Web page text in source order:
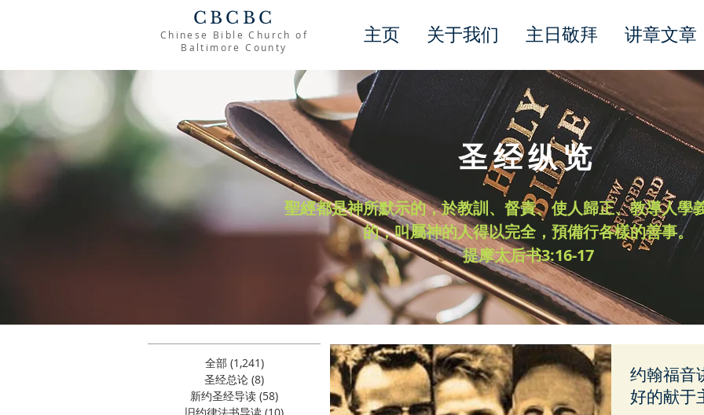
CBCBC
Chinese Bible Church of
Baltimore County
主页 关于我们 主日敬拜 讲章文章
圣经纵览
聖經都是神所默示的，於教訓、督責、使人歸正、教導人學
的，叫屬神的人得以完全，預備行各樣的善事。
​提摩太后书3:16-17
全部 (1,241)1,241 篇文章
圣经总论 (8)
新约圣经导读 (58)
约翰福音
好的献于